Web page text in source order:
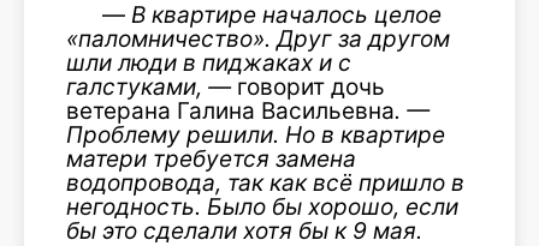
— В квартире началось целое
«паломничество». Друг за другом
шли люди в пиджаках и с
галстуками, — говорит дочь
ветерана Галина Васильевна. —
Проблему решили. Но в квартире
матери требуется замена
водопровода, так как всё пришло в
негодность. Было бы хорошо, если
бы это сделали хотя бы к 9 мая.